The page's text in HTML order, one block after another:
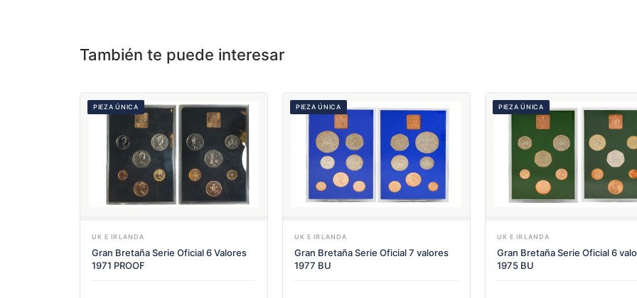
También te puede interesar
PIEZA ÚNICA
UK E IRLANDA
Gran Bretaña Serie Oficial 6 Valores
1971 PROOF
PIEZA ÚNICA
UK E IRLANDA
Gran Bretaña Serie Oficial 7 valores
1977 BU
PIEZA ÚNICA
UK E IRLANDA
Gran Bretaña Serie Oficial 6
1975 BU